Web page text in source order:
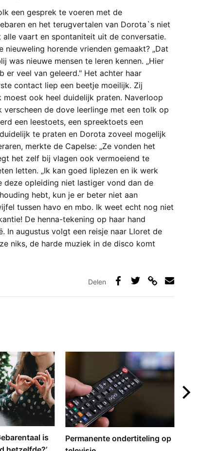
een gesprek te voeren met de
en het terugvertalen van Dorota`s niet
vaart en spontani­teit uit de conversatie.
horende vrienden gemaakt? „Dat
was nieuwe mensen te leren kennen. „Hier
er veel van geleerd." Het achter haar
contact liep een beetje moeilijk. Zij
ook heel duidelijk praten. Naverloop
de dove leerlinge met een tolk op
een leestoets, een spreektoets een
te praten en Dorota zoveel mogelijk
merkte de Ca­pelse: „Ze vonden het
het zelf bij vlagen ook vermoeiend te
letten. „Ik kan goed liplezen en ik werk
opleiding niet lastiger vond dan de
hebt, kun je er beter niet aan
tussen havo en mbo. Ik weet echt nog niet
De henna-teke­ning op haar hand
In augustus volgt een reisje naar Lloret de
niks, de harde muziek in de disco komt
Delen
is
Permanente ondertiteling op